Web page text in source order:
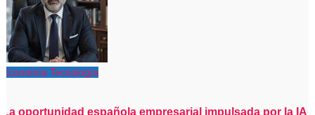
Economía Tecnología
La oportunidad española empresarial impulsada por la IA